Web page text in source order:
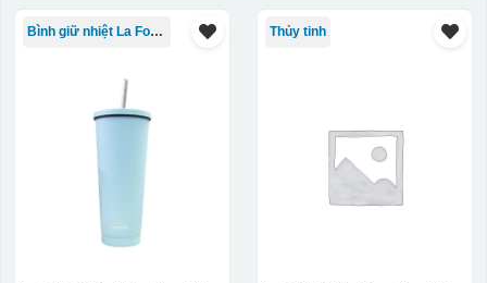
Bình giữ nhiệt La Fonte Thủy tinh